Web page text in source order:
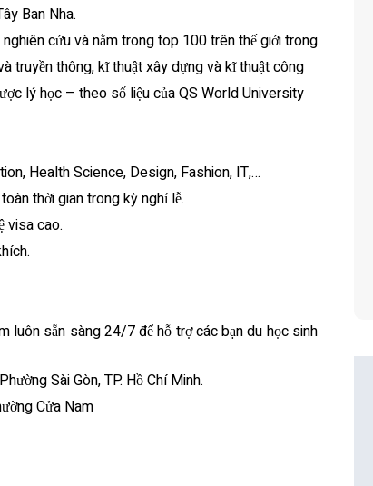
Ban Nha.
cứu và nằm trong top 100 trên thế giới trong
truyền thông, kĩ thuật xây dựng và kĩ thuật công
lý học – theo số liệu của QS World University
Health Science, Design, Fashion, IT,…
thời gian trong kỳ nghỉ lễ.
visa cao.
luôn sẵn sàng 24/7 để hỗ trợ các bạn du học sinh
Sài Gòn, TP. Hồ Chí Minh.
Cửa Nam